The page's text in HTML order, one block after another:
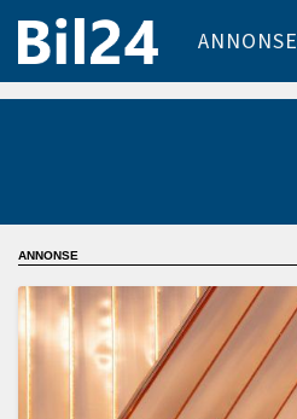
ANNONSE